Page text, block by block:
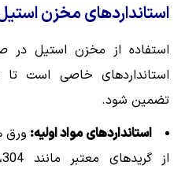
استانداردهای مخزن
استفاده از مخزن استیل در
استانداردهای خاصی است
تضمین شود.
استانداردهای مواد اولیه: ورق